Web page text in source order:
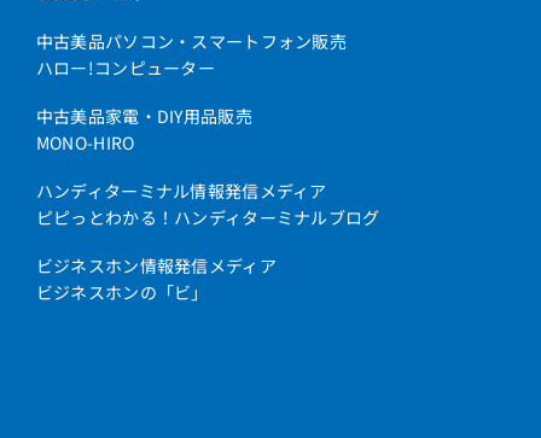
中古美品パソコン・スマートフォン販売
ハロー!コンピューター
中古美品家電・DIY用品販売
MONO-HIRO
ハンディターミナル情報発信メディア
ピピっとわかる！ハンディターミナルブログ
ビジネスホン情報発信メディア
ビジネスホンの「ビ」